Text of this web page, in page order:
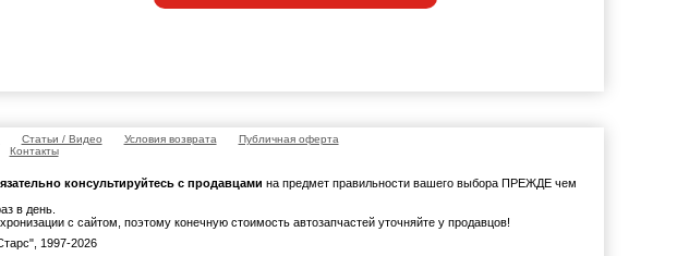
Статьи / Видео Условия возврата
Публичная оферта
Контакты
консультируйтесь с продавцами на предмет правильности вашего выбора ПРЕЖДЕ чем
в день.
с сайтом, поэтому конечную стоимость автозапчастей уточняйте у продавцов!
1997-2026